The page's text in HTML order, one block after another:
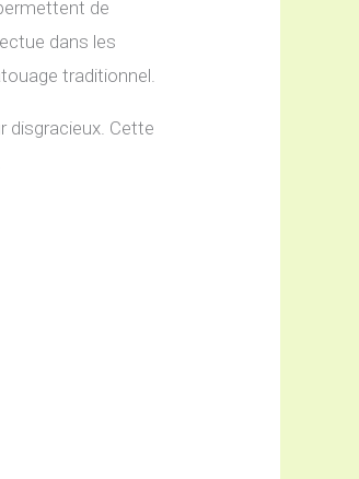
de
dans les
traditionnel.
disgracieux. Cette